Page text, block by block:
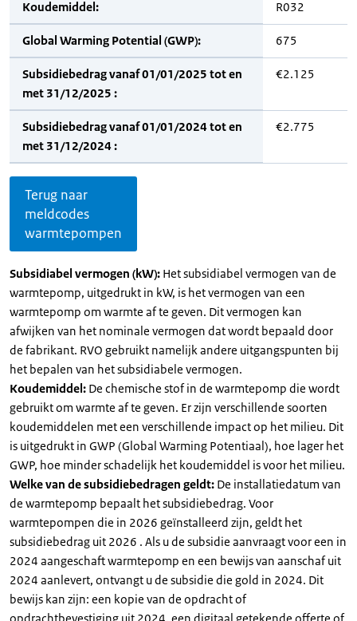
Koudemiddel: R032
Global Warming Potential (GWP): 675
Subsidiebedrag vanaf 01/01/2025 tot en
met 31/12/2025 :
€2.125
Subsidiebedrag vanaf 01/01/2024 tot en
met 31/12/2024 :
€2.775
Terug naar
meldcodes
warmtepompen
Subsidiabel vermogen (kW): Het subsidiabel vermogen van de
warmtepomp, uitgedrukt in kW, is het vermogen van een
warmtepomp om warmte af te geven. Dit vermogen kan
afwijken van het nominale vermogen dat wordt bepaald door
de fabrikant. RVO gebruikt namelijk andere uitgangspunten bij
het bepalen van het subsidiabele vermogen.
Koudemiddel: De chemische stof in de warmtepomp die wordt
gebruikt om warmte af te geven. Er zijn verschillende soorten
koudemiddelen met een verschillende impact op het milieu. Dit
is uitgedrukt in GWP (Global Warming Potentiaal), hoe lager het
GWP, hoe minder schadelijk het koudemiddel is voor het milieu.
Welke van de subsidiebedragen geldt: De installatiedatum van
de warmtepomp bepaalt het subsidiebedrag. Voor
warmtepompen die in 2026 geïnstalleerd zijn, geldt het
subsidiebedrag uit 2026 . Als u de subsidie aanvraagt voor een in
2024 aangeschaft warmtepomp en een bewijs van aanschaf uit
2024 aanlevert, ontvangt u de subsidie die gold in 2024. Dit
bewijs kan zijn: een kopie van de opdracht of